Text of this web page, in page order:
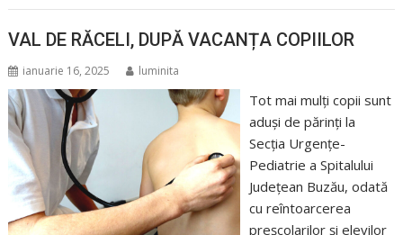
VAL DE RĂCELI, DUPĂ VACANȚA COPIILOR
ianuarie 16, 2025 luminita
Tot mai mulți copii sunt
aduși de părinți la
Secția Urgențe-
Pediatrie a Spitalului
Județean Buzău, odată
cu reîntoarcerea
preșcolarilor și elevilor